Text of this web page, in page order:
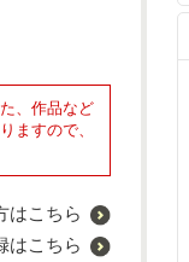
、作品など
ますので、
はこちら
はこちら